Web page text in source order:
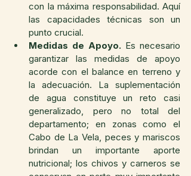
con la máxima responsabilidad. Aquí
las capacidades técnicas son un
punto crucial.
Medidas de Apoyo. Es necesario
garantizar las medidas de apoyo
acorde con el balance en terreno y
la adecuación. La suplementación
de agua constituye un reto casi
generalizado, pero no total del
departamento; en zonas como el
Cabo de La Vela, peces y mariscos
brindan un importante aporte
nutricional; los chivos y carneros se